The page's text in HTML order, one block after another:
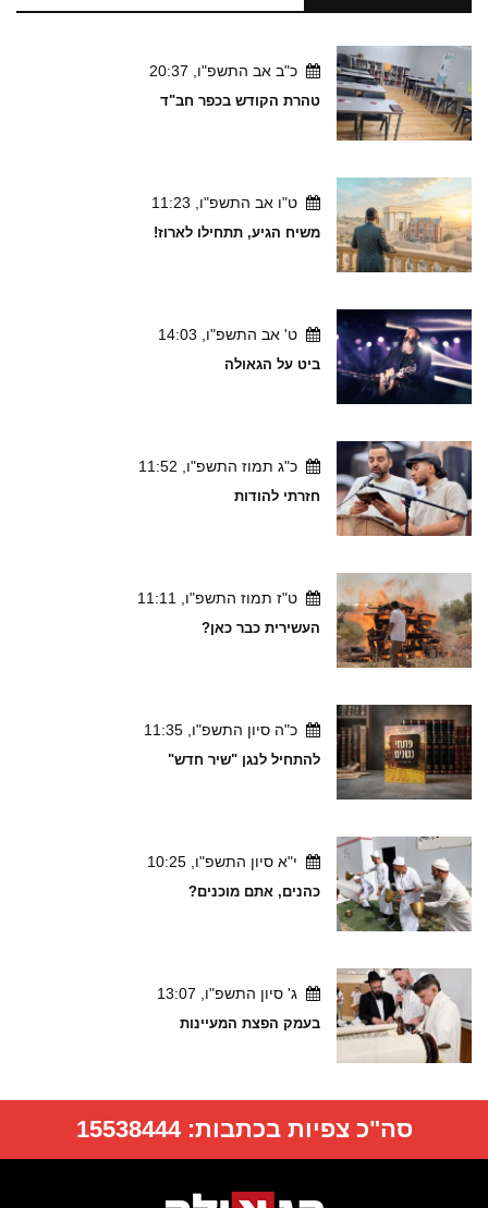
כ"ב אב התשפ"ו, 20:37
טהרת הקודש בכפר חב"ד
ט"ו אב התשפ"ו, 11:23
משיח הגיע, תתחילו לארוז!
ט' אב התשפ"ו, 14:03
ביט על הגאולה
כ"ג תמוז התשפ"ו, 11:52
חזרתי להודות
ט"ז תמוז התשפ"ו, 11:11
העשירית כבר כאן?
כ"ה סיון התשפ"ו, 11:35
להתחיל לנגן "שיר חדש"
י"א סיון התשפ"ו, 10:25
כהנים, אתם מוכנים?
ג' סיון התשפ"ו, 13:07
בעמק הפצת המעיינות
סה"כ צפיות בכתבות:15538444